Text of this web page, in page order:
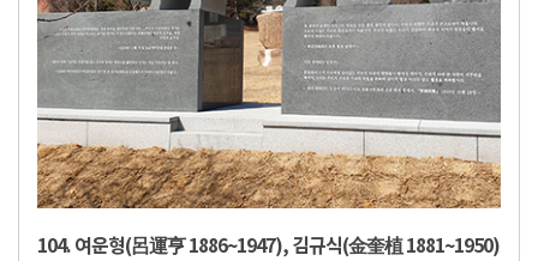
104. 여운형(呂運亨 1886~1947), 김규식(金奎植 1881~1950)